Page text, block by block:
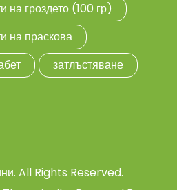
на гроздето (100 гр)
на праскова
затлъстяване
. All Rights Reserved.